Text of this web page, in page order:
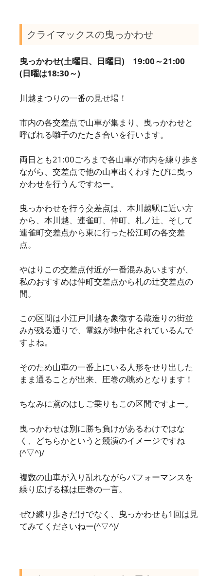
クライマックスの曳っかわせ
曳っかわせ(土曜日、日曜日) 19:00～21:00
(日曜は18:30～)
川越まつりの一番の見せ場！
市内の各交差点で山車が集まり、曳っかわせと
呼ばれる囃子のたたき合いを行います。
両日とも21:00ごろまで各山車が市内を練り歩き
ながら、交差点で他の山車出くわすたびに曳っ
かわせを行うんですねー。
曳っかわせを行う交差点は、本川越駅に近い方
から、本川越、連雀町、仲町、札ノ辻、そして
連雀町交差点から東に行った松江町の各交差
点。
やはりこの交差点付近が一番混みあいますが、
私のおすすめは仲町交差点から札の辻交差点の
間。
この区間は小江戸川越を象徴する蔵造りの街並
みが残る通りで、電線が地中化されているんで
すよね。
そのため山車の一番上にいる人形をせり出した
まま通ることが出来、圧巻の眺めとなります！
ちなみに鳶のはしご乗りもこの区間ですよー。
曳っかわせは別に勝ち負けがあるわけではな
く、どちらかというと競演のイメージですね
(^▽^)/
複数の山車が入り乱れながらパフォーマンスを
繰り広げる様は圧巻の一言。
ぜひ練り歩きだけでなく、曳っかわせも1回は見
てみてくださいねー(^▽^)/